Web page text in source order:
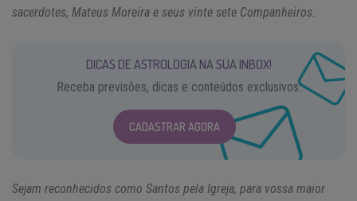
sacerdotes, Mateus Moreira e seus vinte sete Companheiros.
DICAS DE ASTROLOGIA NA SUA INBOX!
Receba previsões, dicas e conteúdos exclusivos.
CADASTRAR AGORA
Sejam reconhecidos como Santos pela Igreja, para vossa maior